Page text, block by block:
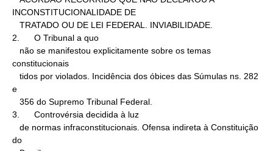
INCONSTITUCIONALIDADE DE
2.      O Tribunal a quo
constitucionais
e
3.      Controvérsia decidida à luz
do